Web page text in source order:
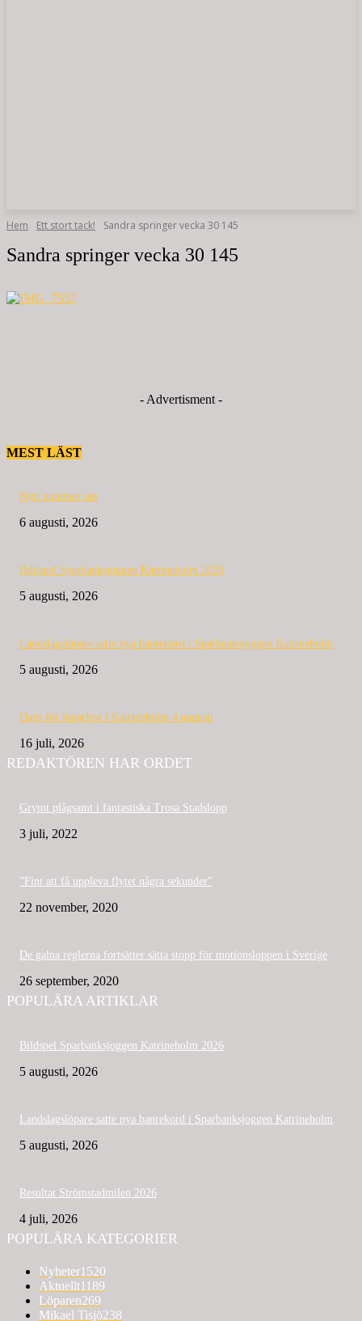
Hem Ett stort tack! Sandra springer vecka 30 145
Sandra springer vecka 30 145
- Advertisment -
MEST LÄST
Nytt nummer ute
6 augusti, 2026
Bildspel Sparbanksjoggen Katrineholm 2026
5 augusti, 2026
Landslagslöpare satte nya banrekord i Sparbanksjoggen Katrineholm
5 augusti, 2026
Dags för löparfest i Katrineholm 4 augusti
16 juli, 2026
REDAKTÖREN HAR ORDET
Grymt plågsamt i fantastiska Trosa Stadslopp
3 juli, 2022
”Fint att få uppleva flytet några sekunder”
22 november, 2020
De galna reglerna fortsätter sätta stopp för motionsloppen i Sverige
26 september, 2020
POPULÄRA ARTIKLAR
Bildspel Sparbanksjoggen Katrineholm 2026
5 augusti, 2026
Landslagslöpare satte nya banrekord i Sparbanksjoggen Katrineholm
5 augusti, 2026
Resultat Strömstadmilen 2026
4 juli, 2026
POPULÄRA KATEGORIER
Nyheter1520
Aktuellt1189
Löparen269
Mikael Tisjö238